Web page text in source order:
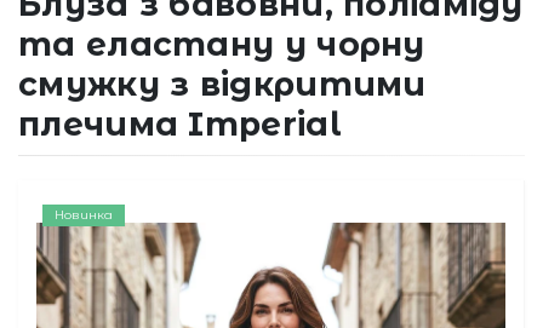
та еластану у чорну
смужку з відкритими
плечима Imperial
Новинка